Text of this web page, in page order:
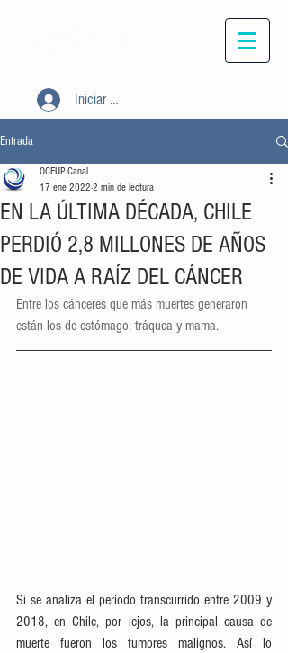
Iniciar sesión
Entrada
EN LA ÚLTIMA DÉCADA, CHILE
PERDIÓ 2,8 MILLONES DE AÑOS
DE VIDA A RAÍZ DEL CÁNCER
OCEUP Canal
17 ene 2022 2 min de lectura
Entre los cánceres que más muertes generaron
están los de estómago, tráquea y mama.
Si se analiza el período transcurrido entre 2009 y
2018, en Chile, por lejos, la principal causa de
muerte fueron los tumores malignos. Así lo